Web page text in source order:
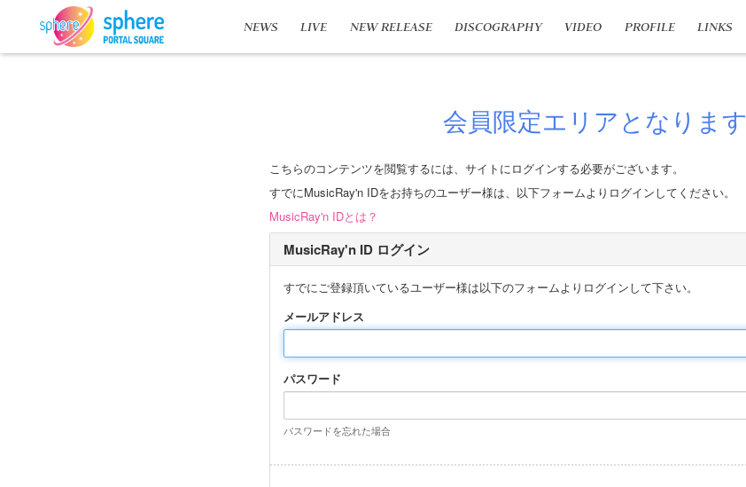
NEWS LIVE NEW RELEASE DISCOGRAPHY VIDEO PROFILE LINKS
会員限定エリアとなります
こちらのコンテンツを閲覧するには、サイトにログインする必要がございます。
すでにMusicRay'n IDをお持ちのユーザー様は、以下フォームよりログインしてください。
MusicRay'n IDとは？
MusicRay'n ID ログイン
すでにご登録頂いているユーザー様は以下のフォームよりログインして下さい。
メールアドレス
パスワード
パスワードを忘れた場合